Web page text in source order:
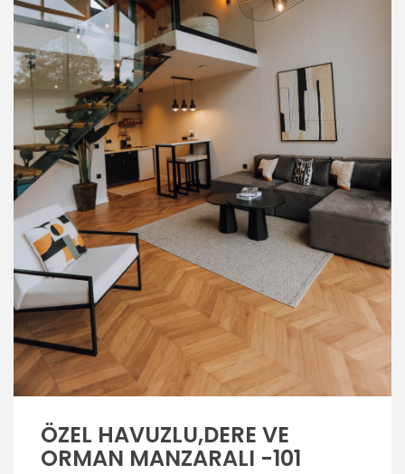
İNCELE
ÖZEL HAVUZLU,DERE VE
ORMAN MANZARALI -101